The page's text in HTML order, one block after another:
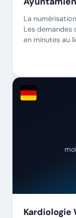
La
Les demandes
en minutes au
Kardiologie